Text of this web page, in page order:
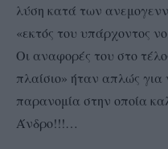
λύση κατά των
«εκτός του υπάρχοντος
Οι αναφορές του στο
πλαίσιο» ήταν απλώς για
παρανομία στην οποία
Άνδρο!!!…